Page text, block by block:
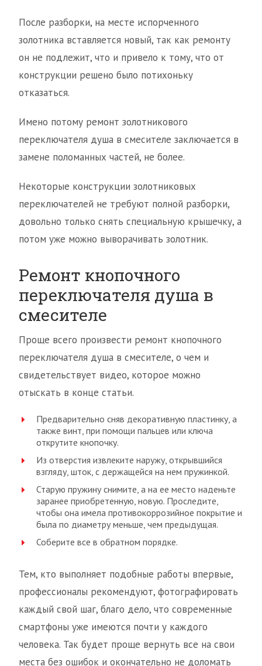
После разборки, на месте испорченного
золотника вставляется новый, так как ремонту
он не подлежит, что и привело к тому, что от
конструкции решено было потихоньку
отказаться.
Имено потому ремонт золотникового
переключателя душа в смесителе заключается в
замене поломанных частей, не более.
Некоторые конструкции золотниковых
переключателей не требуют полной разборки,
довольно только снять специальную крышечку, а
потом уже можно выворачивать золотник.
Ремонт кнопочного
переключателя душа в
смесителе
Проще всего произвести ремонт кнопочного
переключателя душа в смесителе, о чем и
свидетельствует видео, которое можно
отыскать в конце статьи.
Предварительно сняв декоративную пластинку, а
также винт, при помощи пальцев или ключа
открутите кнопочку.
Из отверстия извлеките наружу, открывшийся
взгляду, шток, с держащейся на нем пружинкой.
Старую пружину снимите, а на ее место наденьте
заранее приобретенную, новую. Проследите,
чтобы она имела противокоррозийное покрытие и
была по диаметру меньше, чем предыдущая.
Соберите все в обратном порядке.
Тем, кто выполняет подобные работы впервые,
профессионалы рекомендуют, фотографировать
каждый свой шаг, благо дело, что современные
смартфоны уже имеются почти у каждого
человека. Так будет проще вернуть все на свои
места без ошибок и окончательно не доломать